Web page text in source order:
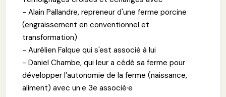
- Alain Pallandre, repreneur d'une ferme porcine
(engraissement en conventionnel et
transformation)
- Aurélien Falque qui s'est associé à lui
- Daniel Chambe, qui leur a cédé sa ferme pour
développer l’autonomie de la ferme (naissance,
aliment) avec un·e 3e associé·e